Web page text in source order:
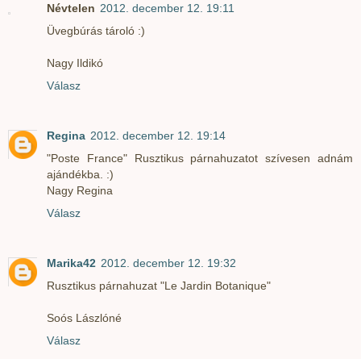
Névtelen 2012. december 12. 19:11
Üvegbúrás tároló :)
Nagy Ildikó
Válasz
Regina 2012. december 12. 19:14
"Poste France" Rusztikus párnahuzatot szívesen adnám
ajándékba. :)
Nagy Regina
Válasz
Marika42 2012. december 12. 19:32
Rusztikus párnahuzat "Le Jardin Botanique"
Soós Lászlóné
Válasz